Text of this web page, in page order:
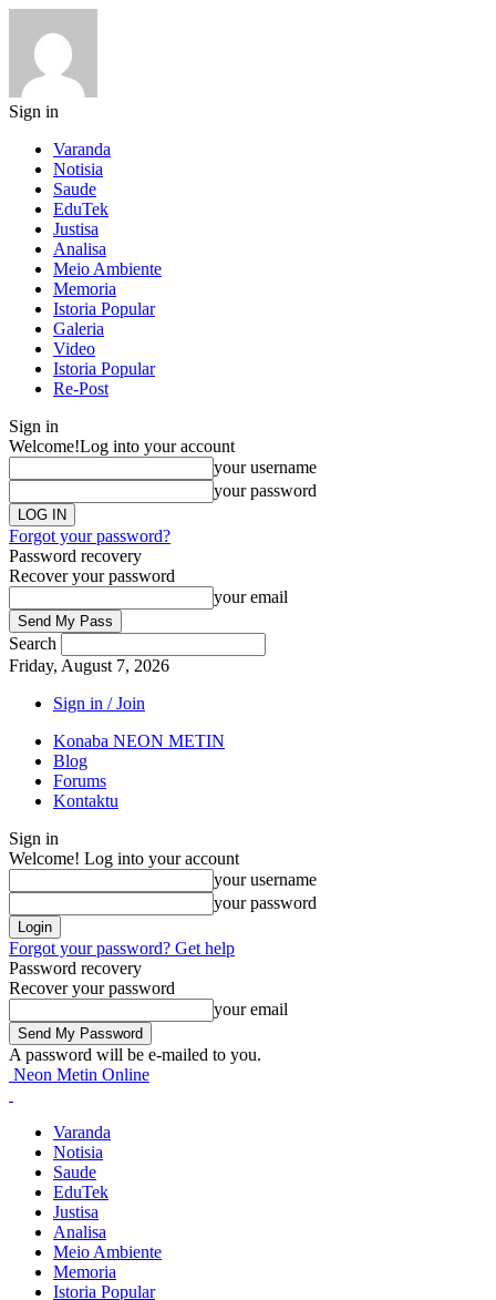
Sign in
Varanda
Notisia
Saude
EduTek
Justisa
Analisa
Meio Ambiente
Memoria
Istoria Popular
Galeria
Video
Istoria Popular
Re-Post
Sign in
Welcome!Log into your account
your username
your password
Forgot your password?
Password recovery
Recover your password
your email
Search
Friday, August 7, 2026
Sign in / Join
Konaba NEON METIN
Blog
Forums
Kontaktu
Sign in
Welcome! Log into your account
your username
your password
Forgot your password? Get help
Password recovery
Recover your password
your email
A password will be e-mailed to you.
Neon Metin Online
Varanda
Notisia
Saude
EduTek
Justisa
Analisa
Meio Ambiente
Memoria
Istoria Popular